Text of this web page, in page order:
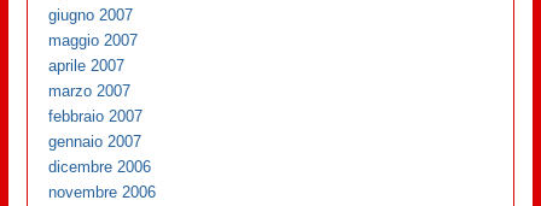
giugno 2007
maggio 2007
aprile 2007
marzo 2007
febbraio 2007
gennaio 2007
dicembre 2006
novembre 2006